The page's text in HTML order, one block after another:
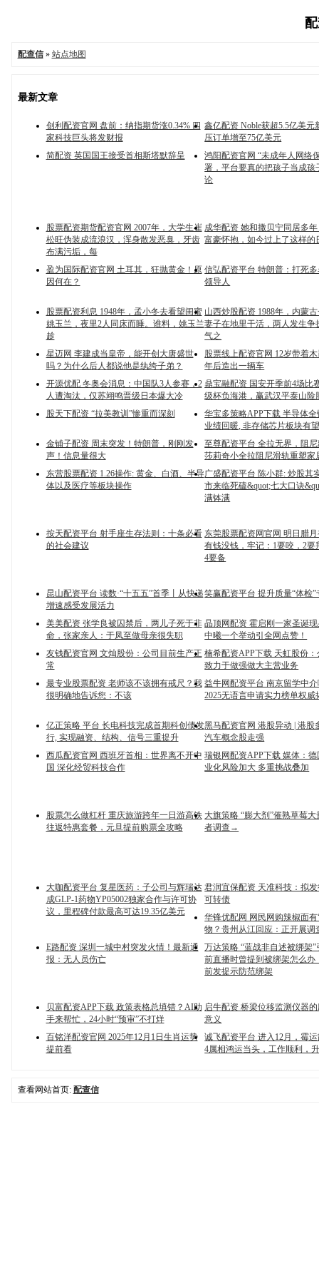
配查信» 站点地图
最新文章
创利配资官网 盘前：纳指期货涨0.34% 四
家科技巨头将发财报
鑫亿配资 Noble获超5.5亿美元
压订单增至75亿美元
简配资 英国国王接受首相斯塔默辞呈
鸿阳配资官网 “未成年人网络
署，平台要真的把孩子当成孩
论
股票配资期货配资官网 2007年，大学生崔
松旺伪装成流浪汉，浑身散发恶臭，牙齿
布满污垢，每
成华配资 她和撒贝宁同居多
富豪怀抱，如今过上了这样的
盈为国际配资官网 土耳其，狂抛黄金！原
因何在？
信弘配资平台 特朗普：打死
领导人
股票配资利息 1948年，孟小冬去看望闺蜜
姚玉兰，夜里2人同床而睡。谁料，姚玉兰
趁
山西炒股配资 1988年，内蒙
妻子在地里干活，两人发生争
气之
星迈网 李建成当皇帝，能开创大唐盛世
吗？为什么后人都说他是纨绔子弟？
股票线上配资官网 12岁带着
年后造出一辆车
开源优配 冬奥会消息：中国队3人参赛，2
人遭淘汰，仅苏翊鸣晋级日本爆大冷
鼎宝融配资 国安开季前4场比
级杯负海港，赢武汉平泰山险
股天下配资 “拉美教训”惨重而深刻
华宝多策略APP下载 半导体
业绩回暖, 非存储芯片板块有
金铺子配资 周末突发！特朗普，刚刚发
声！信息量很大
至尊配资平台 全拉无界，阻
莎莉奇小全拉阻尼滑轨重塑家
东营股票配资 1.26操作: 黄金、白酒、半导
体以及医疗等板块操作
广盛配资平台 陈小群: 炒股其
市来临死磕&quot;七大口诀
满钵满
按天配资平台 射手座生存法则：十条必看
的社会建议
东莞股票配资网官网 明日腊
有钱没钱，牢记：1要咬，2要
4要备
昆山配资平台 读数·“十五五”首季丨从快递
增速感受发展活力
笑赢配资平台 提升质量“体检
美美配资 张学良被囚禁后，两儿子死于非
命，张家亲人：于凤至做母亲很失职
晶顶网配资 霍启刚一家圣诞
中曦一个举动引全网点赞！
友钱配资官网 文灿股份：公司目前生产正
常
楠希配资APP下载 天虹股份
致力于做强做大主营业务
最专业股票配资 老师该不该拥有戒尺？我
很明确地告诉您：不该
益牛网配资平台 南京留学中
2025无语言申请实力榜单权威
亿正策略 平台 长电科技完成首期科创债发
行, 实现融资、结构、信号三重提升
黑马配资官网 港股异动 | 港股
汽车概念股走强
西瓜配资官网 西班牙首相：世界离不开中
国 深化经贸科技合作
瑞银网配资APP下载 媒体：
业化风险加大 多重挑战叠加
股票怎么做杠杆 重庆旅游跨年一日游高铁
往返特惠套餐，元旦提前购票全攻略
大旗策略 “膨大剂”催熟草莓
者调查→
大咖配资平台 复星医药：子公司与辉瑞达
成GLP-1药物YP05002独家合作与许可协
议，里程碑付款最高可达19.35亿美元
君润宜保配资 天准科技：拟发
可转债
华锋优配网 网民网购辣椒面有
物？贵州从江回应：正开展调
E路配资 深圳一城中村突发火情！最新通
报：无人员伤亡
万达策略 “蓝战非自述被绑架
前直播时曾提到被绑架怎么办
前发提示防范绑架
贝富配资APP下载 政策表格总填错？AI助
手来帮忙，24小时“预审”不打烊
启牛配资 桥梁位移监测仪器
意义
百铭洋配资官网 2025年12月1日生肖运势
提前看
诚飞配资平台 进入12月，霉
4属相鸿运当头，工作顺利，
查看网站首页: 配查信